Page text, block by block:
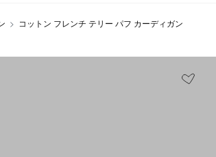
コットン フレンチ テリー パフ カーディガン